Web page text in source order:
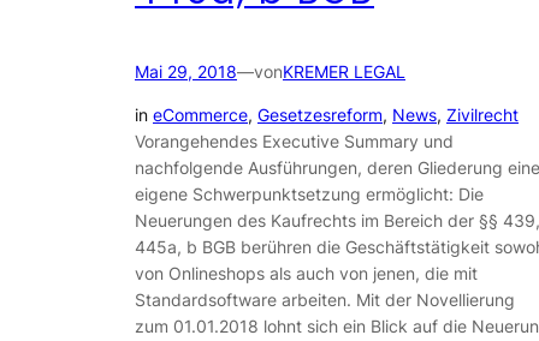
Mai 29, 2018—vonKREMER LEGAL
in eCommerce, Gesetzesreform, News, Zivilrecht
Vorangehendes Executive Summary und
nachfolgende Ausführungen, deren Gliederung eine
eigene Schwerpunktsetzung ermöglicht: Die
Neuerungen des Kaufrechts im Bereich der §§ 439,
445a, b BGB berühren die Geschäftstätigkeit
von Onlineshops als auch von jenen, die mit
Standardsoftware arbeiten. Mit der Novellierung
zum 01.01.2018 lohnt sich ein Blick auf die